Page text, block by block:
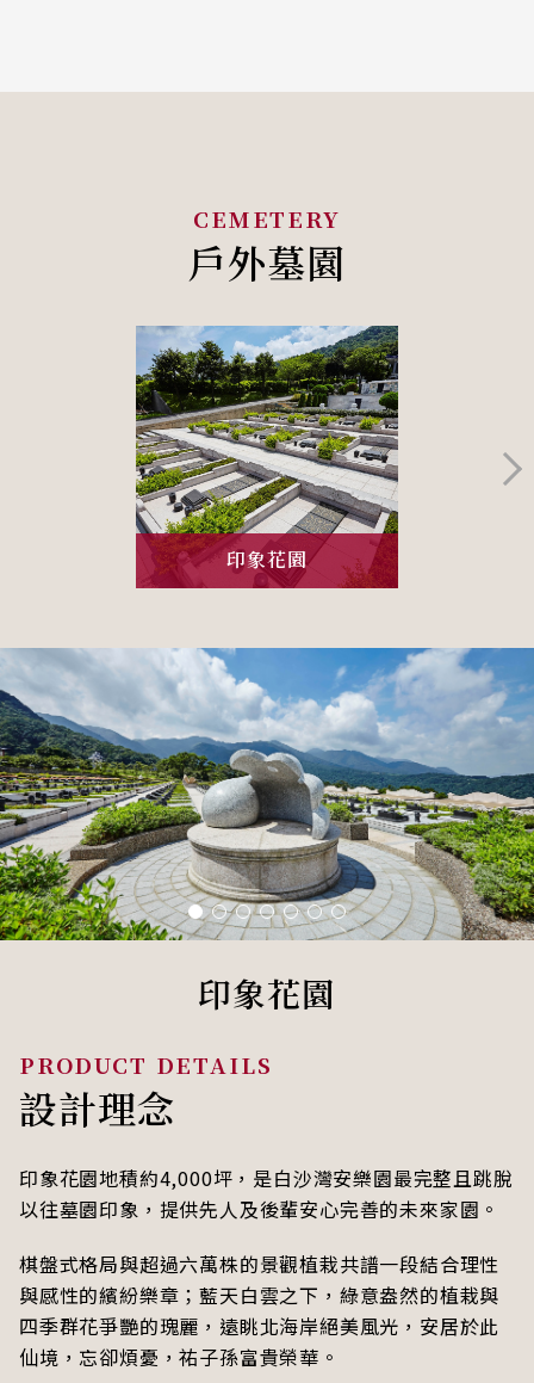
戶外墓園
印象花園
印象花園
設計理念
印象花園地積約4,000坪，是白沙灣安樂園最完整且跳脫
以往墓園印象，提供先人及後輩安心完善的未來家園。
棋盤式格局與超過六萬株的景觀植栽共譜一段結合理性
與感性的繽紛樂章；藍天白雲之下，綠意盎然的植栽與
四季群花爭艷的瑰麗，遠眺北海岸絕美風光，安居於此
仙境，忘卻煩憂，祐子孫富貴榮華。